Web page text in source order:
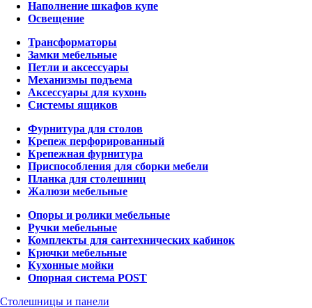
Наполнение шкафов купе
Освещение
Трансформаторы
Замки мебельные
Петли и аксессуары
Механизмы подъема
Аксессуары для кухонь
Системы ящиков
Фурнитура для столов
Крепеж перфорированный
Крепежная фурнитура
Приспособления для сборки мебели
Планка для столешниц
Жалюзи мебельные
Опоры и ролики мебельные
Ручки мебельные
Комплекты для сантехнических кабинок
Крючки мебельные
Кухонные мойки
Опорная система POST
Столешницы и панели